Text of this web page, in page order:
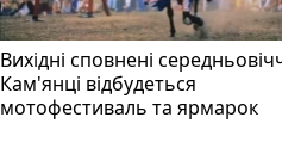
Вихідні сповнені
Кам'янці відбудеться
мотофестиваль та ярмарок